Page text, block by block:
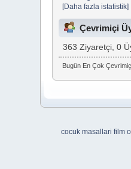
[Daha fazla istatistik]
Çevrimiçi
363 Ziyaretçi, 0
Bugün En Çok
cocuk masallari film